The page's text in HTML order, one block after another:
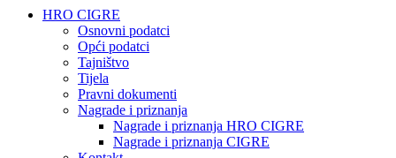
HRO CIGRE
Osnovni podatci​
Opći podatci
Tajništvo
Tijela
Pravni dokumenti
Nagrade i priznanja
Nagrade i priznanja HRO CIGRE
Nagrade i priznanja CIGRE